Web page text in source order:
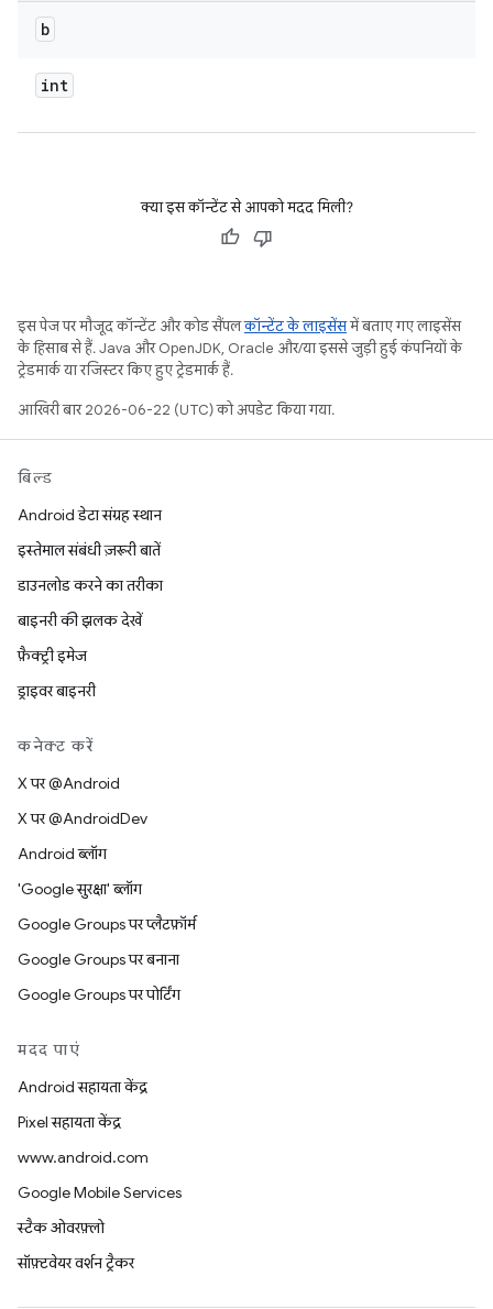
b
int
क्या इस कॉन्टेंट से आपको मदद मिली?
इस पेज पर मौजूद कॉन्टेंट और कोड सैंपलकॉन्टेंट के लाइसेंसमें बताए गए लाइसेंस
के हिसाब से हैं. Java और OpenJDK, Oracle और/या इससे जुड़ी हुई कंपनियों के
ट्रेडमार्क या रजिस्टर किए हुए ट्रेडमार्क हैं.
आखिरी बार 2026-06-22 (UTC) को अपडेट किया गया.
बिल्ड
Android डेटा संग्रह स्थान
इस्तेमाल संबंधी ज़रूरी बातें
डाउनलोड करने का तरीका
बाइनरी की झलक देखें
फ़ैक्ट्री इमेज
ड्राइवर बाइनरी
कनेक्ट करें
X पर @Android
X पर @AndroidDev
Android ब्लॉग
'Google सुरक्षा' ब्लॉग
Google Groups पर प्लैटफ़ॉर्म
Google Groups पर बनाना
Google Groups पर पोर्टिंग
मदद पाएं
Android सहायता केंद्र
Pixel सहायता केंद्र
www.android.com
Google Mobile Services
स्टैक ओवरफ़्लो
सॉफ़्टवेयर वर्शन ट्रैकर